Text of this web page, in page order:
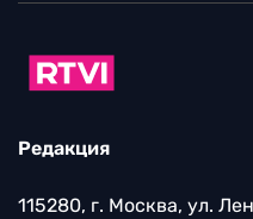
Редакция
115280, г. Москва, ул.